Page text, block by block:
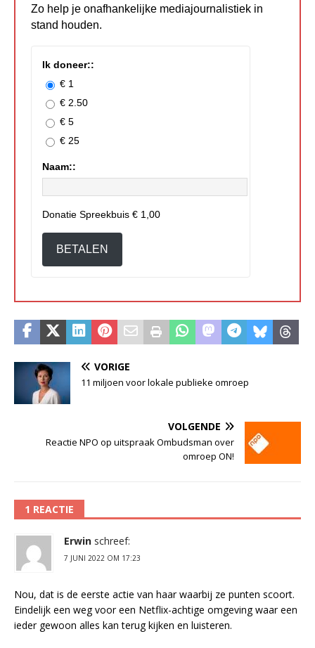
Zo help je onafhankelijke mediajournalistiek in
stand houden.
Ik doneer::
€ 1
€ 2.50
€ 5
€ 25
Naam::
Donatie Spreekbuis € 1,00
BETALEN
VORIGE
11 miljoen voor lokale publieke omroep
VOLGENDE
Reactie NPO op uitspraak Ombudsman over
omroep ON!
1 REACTIE
Erwin schreef:
7 JUNI 2022 OM 17:23
Nou, dat is de eerste actie van haar waarbij ze punten scoort.
Eindelijk een weg voor een Netflix-achtige omgeving waar een
ieder gewoon alles kan terug kijken en luisteren.